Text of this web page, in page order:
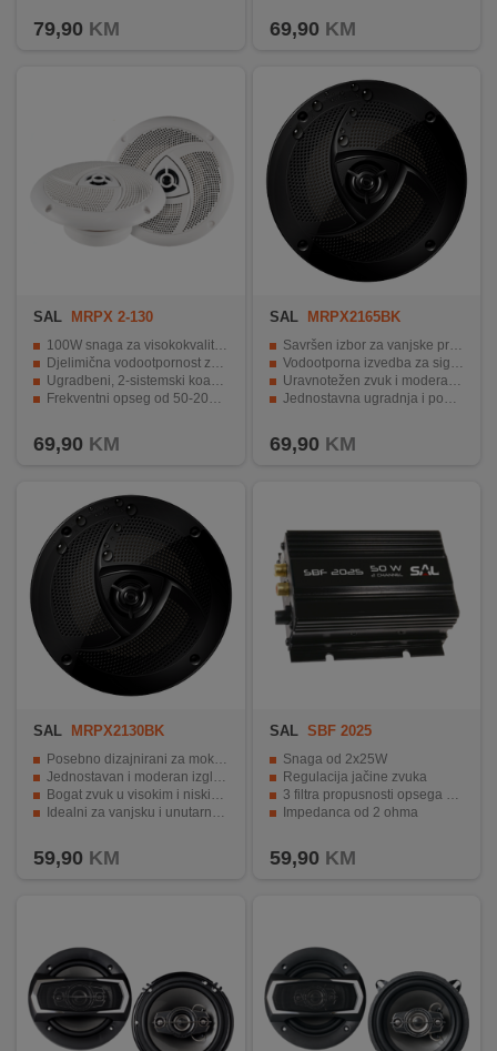
KATALOZI
KUPOVINA
INOSTRANSTVA
OZNAKE
UČINKOVITOSTI
DIGITALIS
79,90 KM 69,90 KM
SAL MRPX 2-130
100W snaga za visokokvalitetan zvuk.
Djelimična vodootpornost za upotrebu u vlažnim prostorima.
Ugradbeni, 2-sistemski koaksijalni dizajn.
Frekventni opseg od 50-20000 Hz za izvanrednu reprodukciju zvuka.
69,90 KM
SAL MRPX2165BK
Savršen izbor za vanjske prostore ili vlažne unutarnje prostore
Vodootporna izvedba za sigurno i dugotrajno korištenje
Uravnotežen zvuk i moderan dizajn
Jednostavna ugradnja i pouzdan rad na svakom mjestu
69,90 KM
SAL MRPX2130BK
Posebno dizajnirani za mokra i vlažna okruženja
Jednostavan i moderan izgled uz izdržljivu konstrukciju
Bogat zvuk u visokim i niskim frekvencijama
Idealni za vanjsku i unutarnju upotrebu
59,90 KM
SAL SBF 2025
Snaga od 2x25W
Regulacija jačine zvuka
3 filtra propusnosti opsega za 3 moda
Impedanca od 2 ohma
59,90 KM